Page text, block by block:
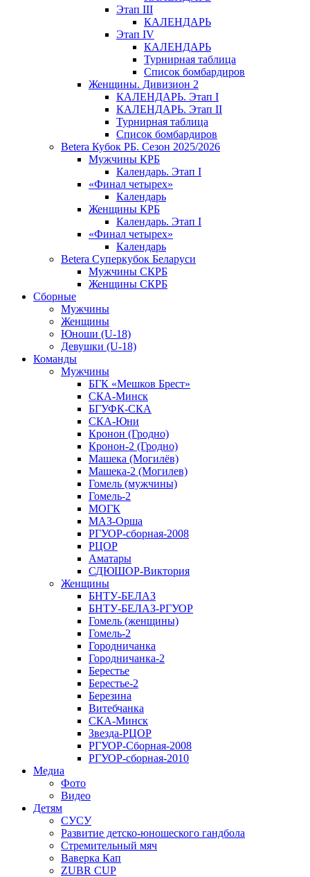
Этап III
КАЛЕНДАРЬ
Этап IV
КАЛЕНДАРЬ
Турнирная таблица
Список бомбардиров
Женщины. Дивизион 2
КАЛЕНДАРЬ. Этап I
КАЛЕНДАРЬ. Этап II
Турнирная таблица
Список бомбардиров
Betera Кубок РБ. Сезон 2025/2026
Мужчины КРБ
Календарь. Этап I
«Финал четырех»
Календарь
Женщины КРБ
Календарь. Этап I
«Финал четырех»
Календарь
Betera Суперкубок Беларуси
Мужчины СКРБ
Женщины СКРБ
Сборные
Мужчины
Женщины
Юноши (U-18)
Девушки (U-18)
Команды
Мужчины
БГК «Мешков Брест»
СКА-Минск
БГУФК-СКА
СКА-Юни
Кронон (Гродно)
Кронон-2 (Гродно)
Машека (Могилёв)
Машека-2 (Могилев)
Гомель (мужчины)
Гомель-2
МОГК
МАЗ-Орша
РГУОР-сборная-2008
РЦОР
Аматары
СДЮШОР-Виктория
Женщины
БНТУ-БЕЛАЗ
БНТУ-БЕЛАЗ-РГУОР
Гомель (женщины)
Гомель-2
Городничанка
Городничанка-2
Берестье
Берестье-2
Березина
Витебчанка
СКА-Минск
Звезда-РЦОР
РГУОР-Сборная-2008
РГУОР-сборная-2010
Медиа
Фото
Видео
Детям
СУСУ
Развитие детско-юношеского гандбола
Стремительный мяч
Ваверка Кап
ZUBR CUP